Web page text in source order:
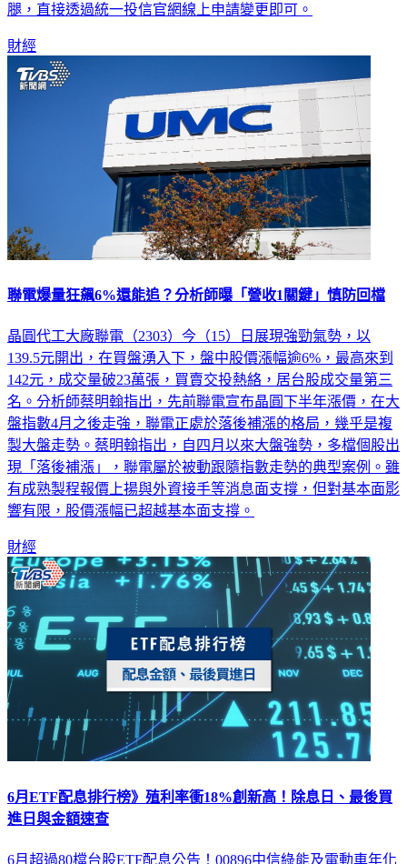
腿，直接透過統一投信官網線上申請變更即可。
財經
聯電爆量狂飆6%還能追？分析師曝「營收1關鍵」慎防回檔
晶圓代工大廠聯電（2303）今（15）日展現強勁氣勢，以
139.5元開出，在買盤湧入下，盤中股價漲幅逾6%，最高來到
142元，成交量破23萬張，買賣交投熱絡，居台股成交量第三
名。分析師蔡明翰指出，先前聯電宣布晶圓下半年漲價，在大
盤指數4月之後走強，聯電正處於落後補漲的格局，幾乎是複
製大盤走勢。蔡明翰指出，自四月以來大盤強勢，多檔個股出
現「落後補漲」，聯電屬於被動跟隨指數走勢的典型案例。雖
有成熟製程報價上揚與外資接手等消息面支撐，但對基本面影
響有限，股價漲幅已超越基本面支撐。
財經
6月ETF配息排行榜》殖利率衝18%創新高！除息日、最後買
進日與金額速查
6月超過80檔台股ETF配息公告！00896中信綠能及電動車年化